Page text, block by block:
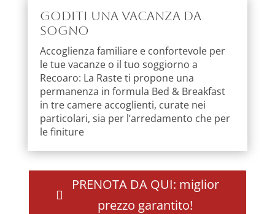
Goditi una vacanza da
sogno
Accoglienza familiare e confortevole per
le tue vacanze o il tuo soggiorno a
Recoaro: La Raste ti propone una
permanenza in formula Bed & Breakfast
in tre camere accoglienti, curate nei
particolari, sia per l’arredamento che per
le finiture
PRENOTA DA QUI: miglior
prezzo garantito!